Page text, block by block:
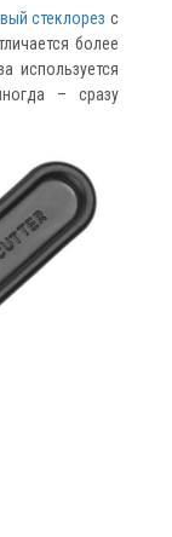
стеклорез с
более
используется
– сразу